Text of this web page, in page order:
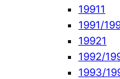
19911
1991/
19921
1992/
1993/